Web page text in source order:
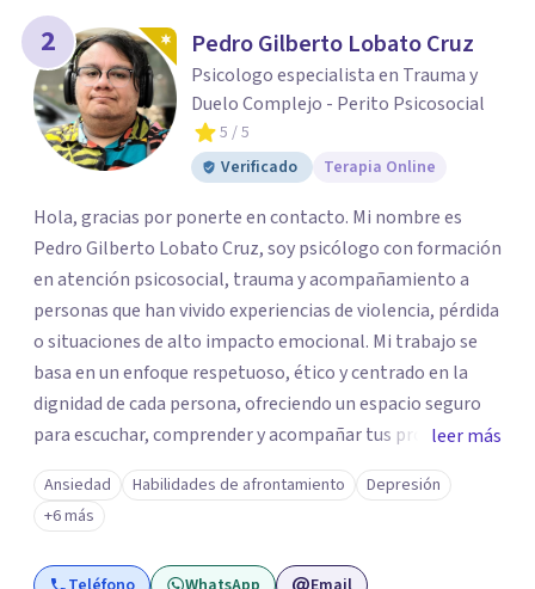
2 Pedro Gilberto Lobato Cruz
Psicologo especialista en Trauma y
Duelo Complejo - Perito Psicosocial
5 / 5
Verificado
Terapia Online
Hola, gracias por ponerte en contacto. Mi nombre es
Pedro Gilberto Lobato Cruz, soy psicólogo con formación
en atención psicosocial, trauma y acompañamiento a
personas que han vivido experiencias de violencia, pérdida
o situaciones de alto impacto emocional. Mi trabajo se
basa en un enfoque respetuoso, ético y centrado en la
dignidad de cada persona, ofreciendo un espacio seguro
para escuchar, comprender y acompañar tus procesos
emocionales a tu propio ritmo. Creo firmemente en la
importancia de construir juntos herramientas que
fortalezcan el bienestar, la autonomía y el sentido de
vida. Será un gusto acompañarte en este proceso. Quedo
leer más
Ansiedad Habilidades de afrontamiento
Depresión
+6 más